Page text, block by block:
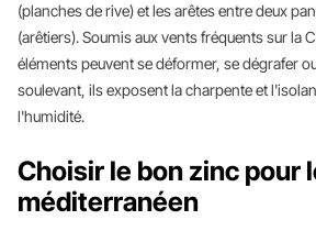
(planches de rive) et les arêtes entre deux
(arêtiers). Soumis aux vents fréquents sur la
éléments peuvent se déformer, se dégrafer
soulevant, ils exposent la charpente et
l'humidité.
Choisir le bon zinc pour
méditerranéen